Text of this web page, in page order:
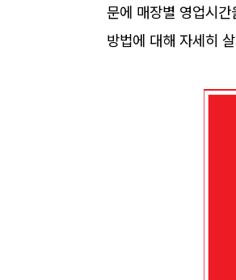
문에 매장별 영업시
방법에 대해 자세히